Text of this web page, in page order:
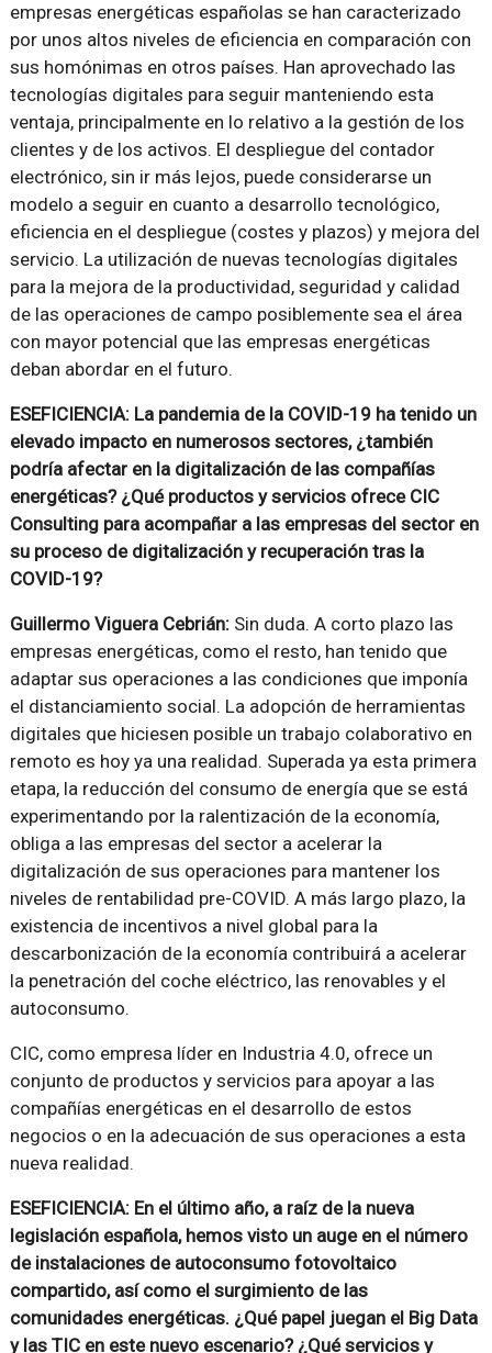
empresas energéticas españolas se han caracterizado
por unos altos niveles de eficiencia en comparación con
sus homónimas en otros países. Han aprovechado las
tecnologías digitales para seguir manteniendo esta
ventaja, principalmente en lo relativo a la gestión de los
clientes y de los activos. El despliegue del contador
electrónico, sin ir más lejos, puede considerarse un
modelo a seguir en cuanto a desarrollo tecnológico,
eficiencia en el despliegue (costes y plazos) y mejora del
servicio. La utilización de nuevas tecnologías digitales
para la mejora de la productividad, seguridad y calidad
de las operaciones de campo posiblemente sea el área
con mayor potencial que las empresas energéticas
deban abordar en el futuro.
ESEFICIENCIA: La pandemia de la COVID-19 ha tenido un
elevado impacto en numerosos sectores, ¿también
podría afectar en la digitalización de las compañías
energéticas? ¿Qué productos y servicios ofrece CIC
Consulting para acompañar a las empresas del sector en
su proceso de digitalización y recuperación tras la
COVID-19?
Guillermo Viguera Cebrián:Sin duda. A corto plazo las
empresas energéticas, como el resto, han tenido que
adaptar sus operaciones a las condiciones que imponía
el distanciamiento social. La adopción de herramientas
digitales que hiciesen posible un trabajo colaborativo en
remoto es hoy ya una realidad. Superada ya esta primera
etapa, la reducción del consumo de energía que se está
experimentando por la ralentización de la economía,
obliga a las empresas del sector a acelerar la
digitalización de sus operaciones para mantener los
niveles de rentabilidad pre-COVID. A más largo plazo, la
existencia de incentivos a nivel global para la
descarbonización de la economía contribuirá a acelerar
la penetración del coche eléctrico, las renovables y el
autoconsumo.
CIC, como empresa líder en Industria 4.0, ofrece un
conjunto de productos y servicios para apoyar a las
compañías energéticas en el desarrollo de estos
negocios o en la adecuación de sus operaciones a esta
nueva realidad.
ESEFICIENCIA: En el último año, a raíz de la nueva
legislación española, hemos visto un auge en el número
de instalaciones de autoconsumo fotovoltaico
compartido, así como el surgimiento de las
comunidades energéticas. ¿Qué papel juegan el Big Data
y las TIC en este nuevo escenario? ¿Qué servicios y